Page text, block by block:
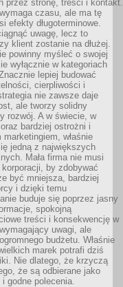
przez stronę, treści i kontakt.
czasu, ale ma tę
efekty długoterminowe.
uwagę, lecz to
klient zostanie na dłużej.
powinny myśleć o swojej
wyłącznie w kategoriach
lepiej budować
cierpliwości i
nie zawsze daje
ale tworzy solidny
rozwój. A w świecie, w
bardziej ostrożni i
właśnie
jedną z największych
Mała firma nie musi
by zdobywać
być mniejsza, bardziej
i dzięki temu
buduje się poprzez jasny
spokojną
treści i konsekwencję w
uwagi, ale
budżetu. Właśnie
marek potrafi dziś
Nie dlatego, że krzyczą
że są odbierane jako
godne polecenia.